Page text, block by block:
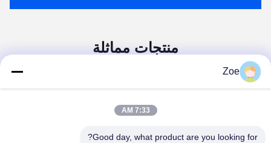
منتجات مماثلة
Zoe
7:33 AM
Good day, what product are you looking for?